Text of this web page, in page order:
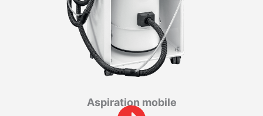
Aspiration mobile